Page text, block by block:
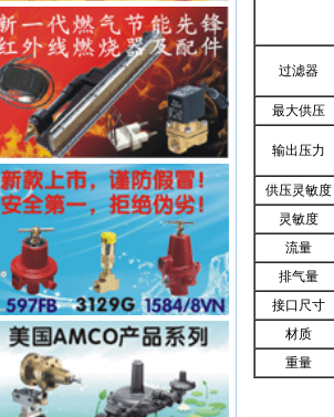
过滤器
最大供压
输出压力
供压灵敏度
灵敏度
流量
排气量
接口尺寸
材质
重量